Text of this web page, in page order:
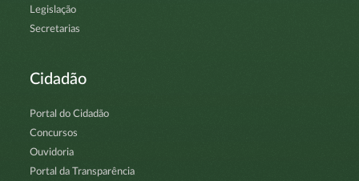
Legislação
Secretarias
Cidadão
Portal do Cidadão
Concursos
Ouvidoria
Portal da Transparência